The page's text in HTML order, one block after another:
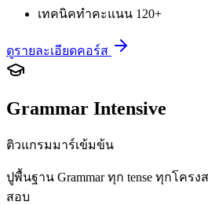
เทคนิคทำคะแนน 120+
ดูรายละเอียดคอร์ส
Grammar Intensive
ติวแกรมมาร์เข้มข้น
ปูพื้นฐาน Grammar ทุก tense ทุกโคร
สอบ